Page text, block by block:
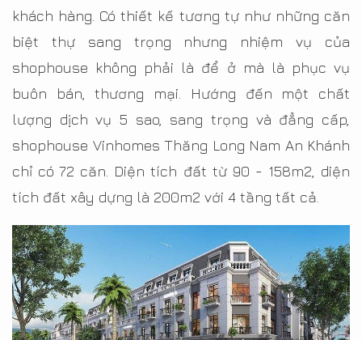
khách hàng. Có thiết kế tương tự như những căn
biệt thự sang trọng nhưng nhiệm vụ của
shophouse không phải là để ở mà là phục vụ
buôn bán, thương mại. Hướng đến một chất
lượng dịch vụ 5 sao, sang trọng và đẳng cấp,
shophouse Vinhomes Thăng Long Nam An Khánh
chỉ có 72 căn. Diện tích đất từ 90 - 158m2, diện
tích đất xây dựng là 200m2 với 4 tầng tất cả.